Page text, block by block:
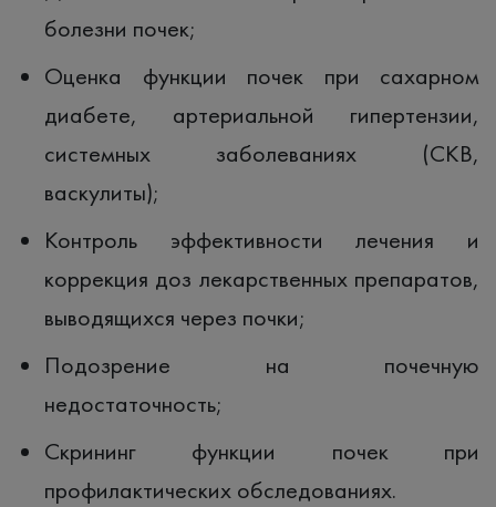
болезни почек;
Оценка функции почек при сахарном
диабете, артериальной гипертензии,
системных заболеваниях (СКВ,
васкулиты);
Контроль эффективности лечения и
коррекция доз лекарственных препаратов,
выводящихся через почки;
Подозрение на почечную
недостаточность;
Скрининг функции почек при
профилактических обследованиях.